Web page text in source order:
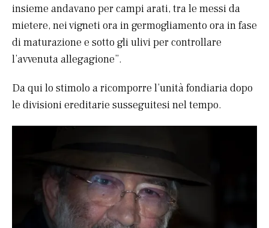
insieme andavano per campi arati, tra le messi da
mietere, nei vigneti ora in germogliamento ora in fase
di maturazione e sotto gli ulivi per controllare
l’avvenuta allegagione”.
Da qui lo stimolo a ricomporre l’unità fondiaria dopo
le divisioni ereditarie susseguitesi nel tempo.